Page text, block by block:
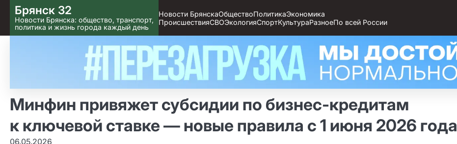
Skip
to content
Брянск 32
Новости Брянска: общество, транспорт,
политика и жизнь города каждый день
Новости БрянскаОбществоПолитикаЭкономика
ПроисшествияСВОЭкологияСпортКультураРазноеПо всей России
Минфин привяжет субсидии по бизнес‑кредитам
к ключевой ставке — новые правила с 1 июня 2026 года
06.05.2026